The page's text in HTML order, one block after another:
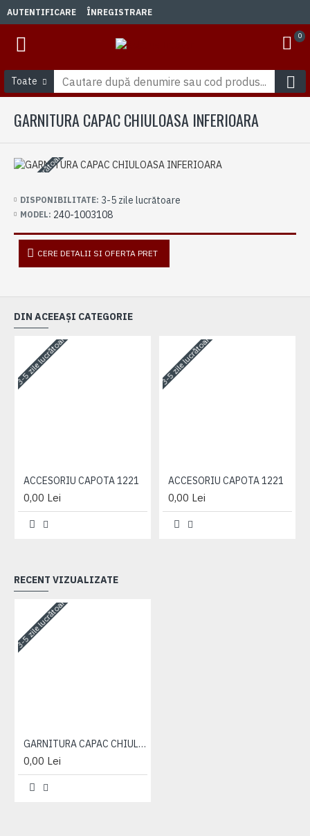
AUTENTIFICARE ÎNREGISTRARE
0
Toate
GARNITURA CAPAC CHIULOASA INFERIOARA
3-5 zile lucrătoare
DISPONIBILITATE: 3-5 zile lucrătoare
MODEL: 240-1003108
CERE DETALII SI OFERTA PRET
DIN ACEEAȘI CATEGORIE
3-5 zile lucrătoare
ACCESORIU CAPOTA 1221
0,00 Lei
3-5 zile lucrătoare
ACCESORIU CAPOTA 1221
0,00 Lei
RECENT VIZUALIZATE
3-5 zile lucrătoare
GARNITURA CAPAC CHIULOASA INFERIOARA
0,00 Lei